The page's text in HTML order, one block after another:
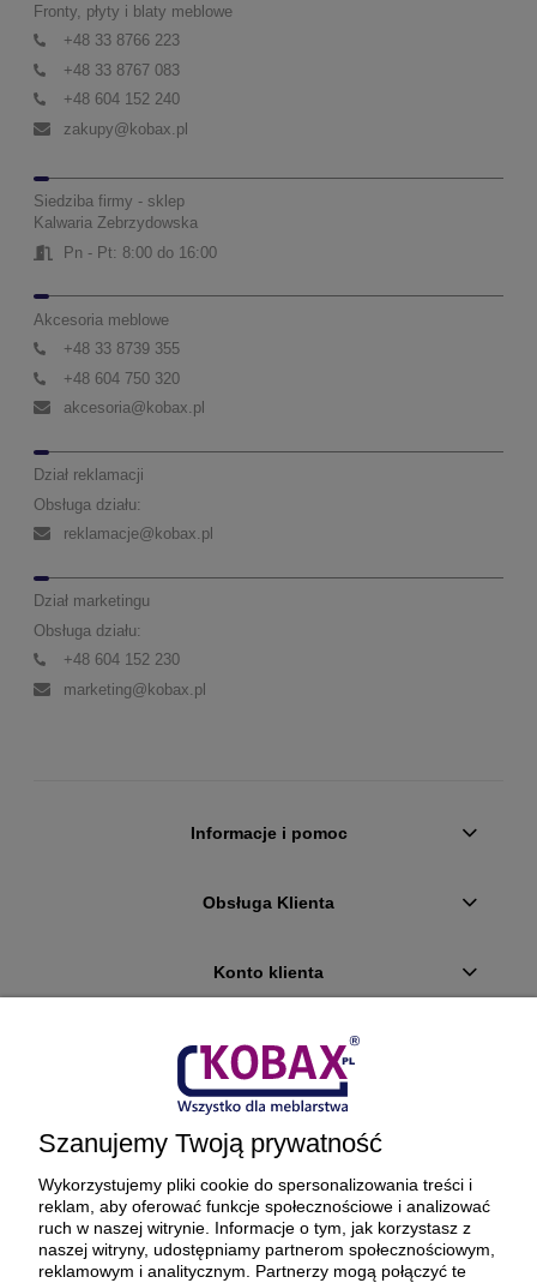
Fronty, płyty i blaty meblowe
+48 33 8766 223
+48 33 8767 083
+48 604 152 240
zakupy@kobax.pl
Siedziba firmy - sklep
Kalwaria Zebrzydowska
Pn - Pt: 8:00 do 16:00
Akcesoria meblowe
+48 33 8739 355
+48 604 750 320
akcesoria@kobax.pl
Dział reklamacji
Obsługa działu:
reklamacje@kobax.pl
Dział marketingu
Obsługa działu:
+48 604 152 230
marketing@kobax.pl
Informacje i pomoc
Obsługa Klienta
Konto klienta
Płatności i dostawa
Ciekawostki
O firmie
BEZPIECZNE PŁATNOŚCI ORAZ DOSTAWA
Szanujemy Twoją prywatność
Wykorzystujemy pliki cookie do spersonalizowania treści i
reklam, aby oferować funkcje społecznościowe i analizować
ruch w naszej witrynie. Informacje o tym, jak korzystasz z
naszej witryny, udostępniamy partnerom społecznościowym,
reklamowym i analitycznym. Partnerzy mogą połączyć te